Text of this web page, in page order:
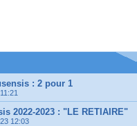
: 2 pour 1
2022-2023 : "LE RETIAIRE"
12:03